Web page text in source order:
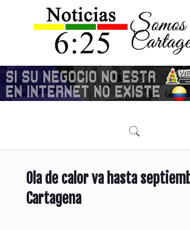
Ola de calor va hasta
Cartagena